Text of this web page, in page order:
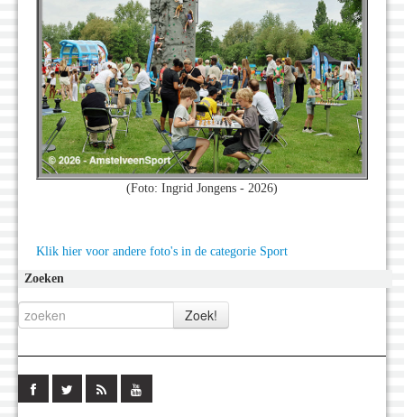
(Foto: Ingrid Jongens - 2026)
Klik hier voor andere foto's in de categorie Sport
Zoeken